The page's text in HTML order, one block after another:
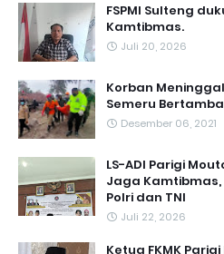
FSPMI Sulteng
Kamtibmas.
Juli 20, 2026
Korban
Semeru
Desember 06, 2021
LS-ADI Parigi
Jaga Kamtibmas,
Polri dan TNI
Juli 22, 2026
Ketua FKMK